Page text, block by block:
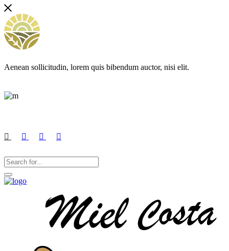
Aenean sollicitudin, lorem quis bibendum auctor, nisi elit.